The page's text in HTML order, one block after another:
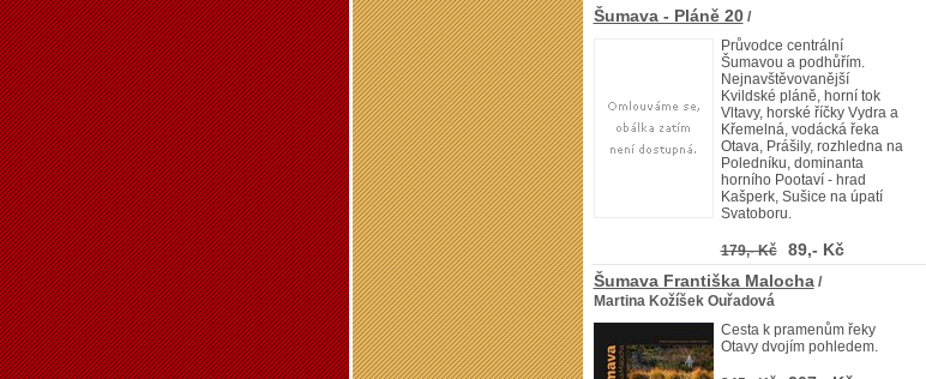
Šumava - Pláně 20/
Průvodce centrální
Šumavou a podhůřím.
Nejnavštěvovanější
Kvildské pláně, horní tok
Vltavy, horské říčky Vydra a
Křemelná, vodácká řeka
Otava, Prášily, rozhledna na
Poledníku, dominanta
horního Pootaví - hrad
Kašperk, Sušice na úpatí
Svatoboru.
179,- Kč 89,- Kč
Šumava Františka Malocha/
Martina Kožíšek Ouřadová
Cesta k pramenům řeky
Otavy dvojím pohledem.